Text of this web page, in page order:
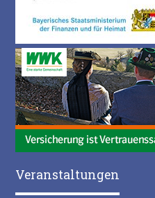
Veranstaltungen